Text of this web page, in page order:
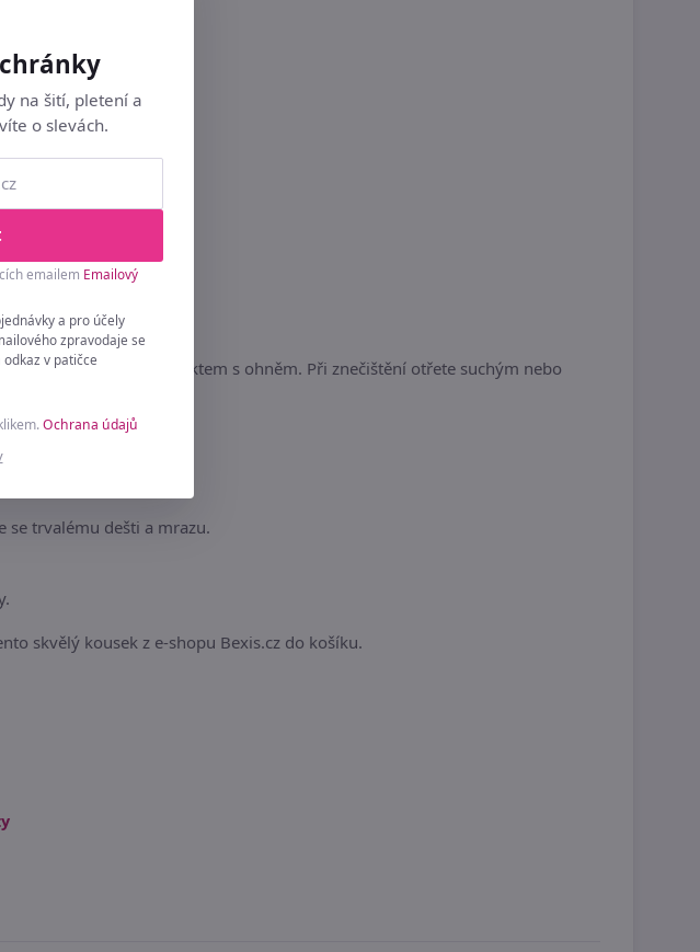
a přímým kontaktem s ohněm. Při znečištění otřete suchým nebo
se trvalému dešti a mrazu.
skvělý kousek z e-shopu Bexis.cz do košíku.
na šití, pletení a
o slevách.
emailem Emailový
a pro účely
zpravodaje se
v patičce
Ochrana údajů